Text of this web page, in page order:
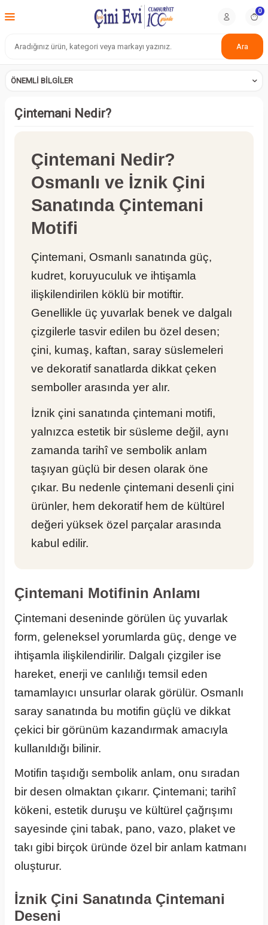
Ara
0
ÖNEMLI BILGILER
Çintemani Nedir?
Çintemani Nedir?
Osmanlı ve İznik Çini
Sanatında Çintemani
Motifi
Çintemani, Osmanlı sanatında güç,
kudret, koruyuculuk ve ihtişamla
ilişkilendirilen köklü bir motiftir.
Genellikle üç yuvarlak benek ve dalgalı
çizgilerle tasvir edilen bu özel desen;
çini, kumaş, kaftan, saray süslemeleri
ve dekoratif sanatlarda dikkat çeken
semboller arasında yer alır.
İznik çini sanatında çintemani motifi,
yalnızca estetik bir süsleme değil, aynı
zamanda tarihî ve sembolik anlam
taşıyan güçlü bir desen olarak öne
çıkar. Bu nedenle çintemani desenli çini
ürünler, hem dekoratif hem de kültürel
değeri yüksek özel parçalar arasında
kabul edilir.
Çintemani Motifinin Anlamı
Çintemani deseninde görülen üç yuvarlak
form, geleneksel yorumlarda güç, denge ve
ihtişamla ilişkilendirilir. Dalgalı çizgiler ise
hareket, enerji ve canlılığı temsil eden
tamamlayıcı unsurlar olarak görülür. Osmanlı
saray sanatında bu motifin güçlü ve dikkat
çekici bir görünüm kazandırmak amacıyla
kullanıldığı bilinir.
Motifin taşıdığı sembolik anlam, onu sıradan
bir desen olmaktan çıkarır. Çintemani; tarihî
kökeni, estetik duruşu ve kültürel çağrışımı
sayesinde çini tabak, pano, vazo, plaket ve
takı gibi birçok üründe özel bir anlam katmanı
oluşturur.
İznik Çini Sanatında Çintemani
Deseni